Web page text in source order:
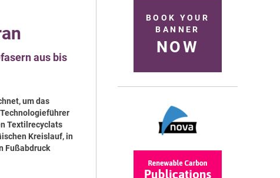
aus bis
um das
Textilrecyclats
Kreislauf, in
Fußabdruck
BOOK YOUR
BANNER
NOW